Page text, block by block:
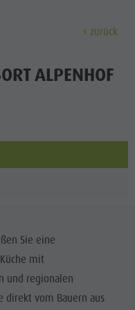
Familie &
Kinder
zurück
ALPENHOF
Sie eine
mit
und regionalen
direkt vom Bauern aus